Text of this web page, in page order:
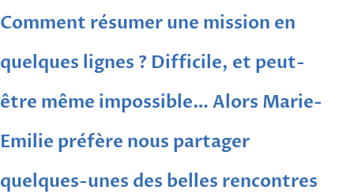
Comment résumer une mission en
quelques lignes ? Difficile, et peut-
être même impossible… Alors Marie-
Emilie préfère nous partager
quelques-unes des belles rencontres